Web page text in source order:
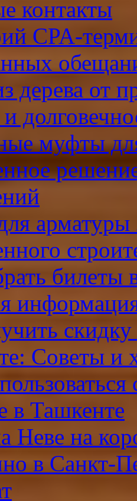
контакты
CPA-
дерева от
и
муфты
арматуры
билеты
Советы и
в Ташкенте
Неве на
в Санкт-